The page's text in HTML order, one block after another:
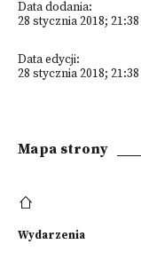
Data dodania:
28 stycznia 2018;
Data edycji:
28 stycznia 2018;
Mapa strony
Wydarzenia